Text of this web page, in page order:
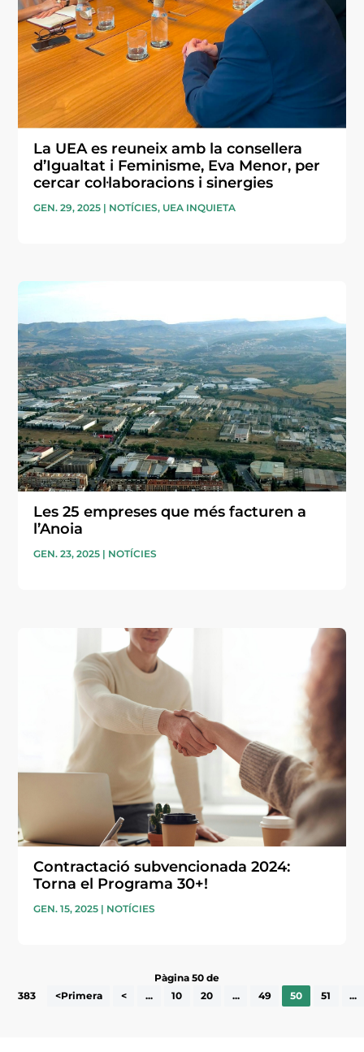
La UEA es reuneix amb la consellera
d’Igualtat i Feminisme, Eva Menor, per
cercar col·laboracions i sinergies
GEN. 29, 2025 | NOTÍCIES, UEA INQUIETA
Les 25 empreses que més facturen a
l’Anoia
GEN. 23, 2025 | NOTÍCIES
Contractació subvencionada 2024:
Torna el Programa 30+!
GEN. 15, 2025 | NOTÍCIES
Pàgina 50 de
383
<Primera < ... 10 20 ... 49 50 51 ...